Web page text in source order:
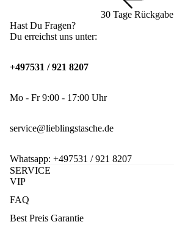
30 Tage Rückgabe
Hast Du Fragen?
Du erreichst uns unter:
+497531 / 921 8207
Mo - Fr 9:00 - 17:00 Uhr
service@lieblingstasche.de
Whatsapp: +497531 / 921 8207
SERVICE
VIP
FAQ
Best Preis Garantie